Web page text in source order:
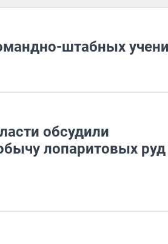
штабных
обсудили
лопаритовых руд